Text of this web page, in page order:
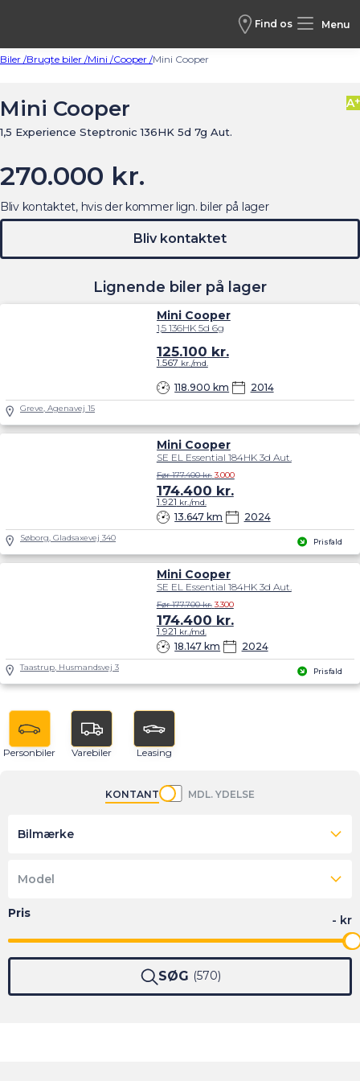
Find os Menu
Biler /Brugte biler /Mini /Cooper /Mini Cooper
Mini Cooper
1,5 Experience Steptronic 136HK 5d 7g Aut.
A+
270.000 kr.
Lignende biler på lager
Mini Cooper
1,5 136HK 5d 6g
118.900 km 2014
125.100 kr.
1.567 kr./md.
Greve, Agenavej 15
Prisfald
Mini Cooper
SE EL Essential 184HK 3d Aut.
13.647 km 2024
Før 177.400 kr. 3.000
174.400 kr.
1.921 kr./md.
Søborg, Gladsaxevej 340
Prisfald
Mini Cooper
SE EL Essential 184HK 3d Aut.
18.147 km 2024
Før 177.700 kr. 3.300
174.400 kr.
1.921 kr./md.
Taastrup, Husmandsvej 3
Bliv kontaktet, hvis der kommer lign. biler på lager
Bliv kontaktet
Personbiler Varebiler Leasing
KONTANT MDL. YDELSE
Bilmærke
Model
SØG 570